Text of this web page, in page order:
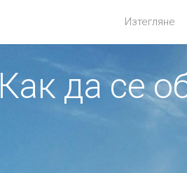
Изтегляне
Как да се